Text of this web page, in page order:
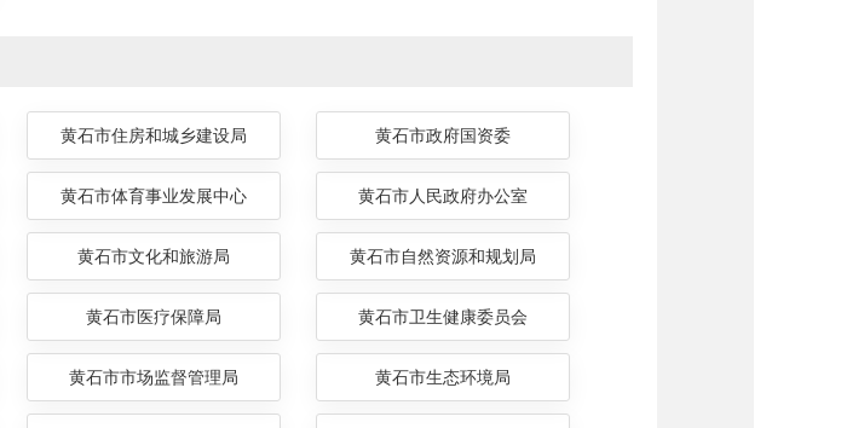
黄石市住房和城乡建设局 黄石市政府国资委
黄石市体育事业发展中心 黄石市人民政府办公室
黄石市文化和旅游局 黄石市自然资源和规划局
黄石市医疗保障局 黄石市卫生健康委员会
黄石市市场监督管理局 黄石市生态环境局